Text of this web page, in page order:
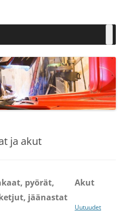
ja akut
pyörät,
jäänastat
Akut
Uutuudet